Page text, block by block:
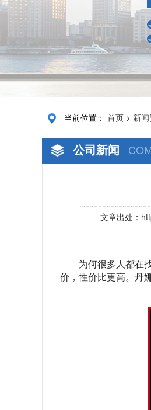
当前位置： 首页 > 新
公司新闻
文章出处：
为何很多人都在
价，性价比更高。丹